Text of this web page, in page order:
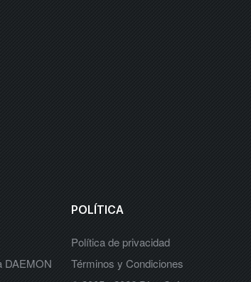
DAEMON
POLÍTICA
Política de privacidad
Términos y Condiciones